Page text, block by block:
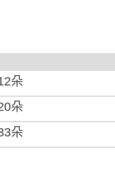
朵
朵
朵